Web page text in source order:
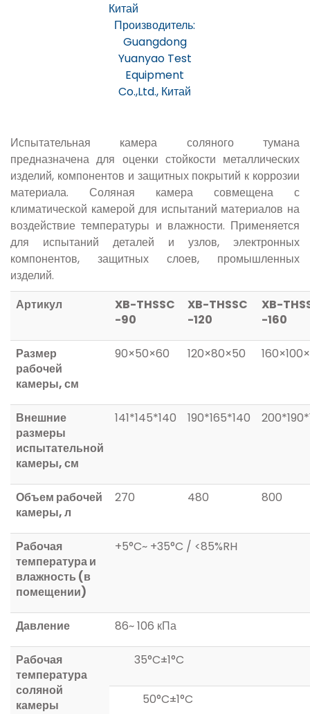
Производитель:
Guangdong
Yuanyao Test
Equipment
Co.,Ltd., Китай
Испытательная камера соляного тумана
предназначена для оценки стойкости металлических
изделий, компонентов и защитных покрытий к коррозии
материала. Соляная камера совмещена с
климатической камерой для испытаний материалов на
воздействие температуры и влажности. Применяется
для испытаний деталей и узлов, электронных
компонентов, защитных слоев, промышленных
изделий.
Артикул
XB-THSSC
-90
XB-THSSC
-120
XB-
-160
Размер
рабочей
камеры, см
90×50×60 120×80×50
Внешние
размеры
испытательной
камеры, см
141*145*140 190*165*140
Объем рабочей
камеры, л
270 480 800
Рабочая
температура и
влажность (в
помещении)
+5°C~ +35°C / <85%RH
Давление 86~ 106 кПа
Рабочая
температура
соляной
камеры
35°C±1°C
50°C±1°C